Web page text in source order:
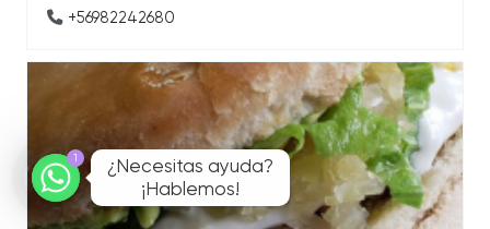
+56982242680
1
¿Necesitas ayuda?
¡Hablemos!